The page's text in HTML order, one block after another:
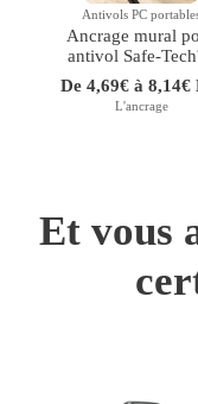
Antivols PC
Ancrage mural
antivol Safe-
De 4,69€ à 8,14€
L'ancrage
Et vous